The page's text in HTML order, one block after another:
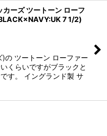
ーズ ツートーン ローフ
7 1/2)
の ツートーン ローファー
くらいですがブラックと
す。 イングランド製 サ